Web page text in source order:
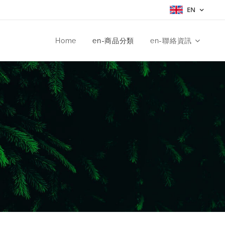
EN
Home en-商品分類 en-聯絡資訊